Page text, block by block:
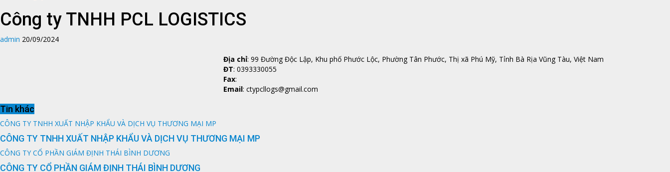
Công ty TNHH PCL LOGISTICS
admin 20/09/2024
Địa chỉ: 99 Đường Độc Lập, Khu phố Phước Lộc, Phường Tân Phước, Thị xã Phú Mỹ, Tỉnh Bà Rịa Vũng Tàu, Việt Nam
ĐT: 0393330055
Fax:
Email: ctypcllogs@gmail.com
Tin khác
CÔNG TY TNHH XUẤT NHẬP KHẨU VÀ DỊCH VỤ THƯƠNG MẠI MP
CÔNG TY TNHH XUẤT NHẬP KHẨU VÀ DỊCH VỤ THƯƠNG MẠI MP
CÔNG TY CỔ PHẦN GIÁM ĐỊNH THÁI BÌNH DƯƠNG
CÔNG TY CỔ PHẦN GIÁM ĐỊNH THÁI BÌNH DƯƠNG